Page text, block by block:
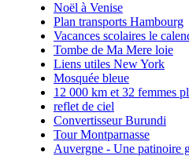
Noël à Venise
Plan transports Hambourg
Vacances scolaires le
Tombe de Ma Mere loie
Liens utiles New York
Mosquée bleue
12 000 km et 32 femmes
reflet de ciel
Convertisseur Burundi
Tour Montparnasse
Auvergne - Une patinoire